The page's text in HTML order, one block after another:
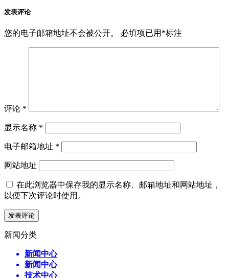
发表评论
您的电子邮箱地址不会被公开。 必填项已用 *标注
评论 *
显示名称 *
电子邮箱地址 *
网站地址
在此浏览器中保存我的显示名称、邮箱地址和网站地址，
以便下次评论时使用。
新闻分类
新闻中心
新闻中心
技术中心